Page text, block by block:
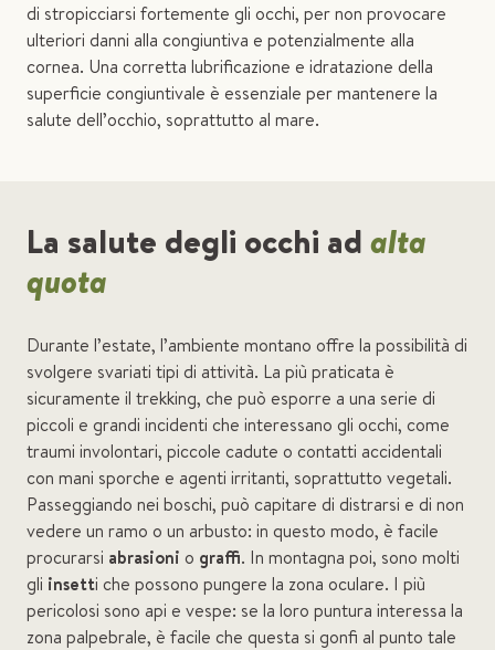
di stropicciarsi fortemente gli occhi, per non provocare
ulteriori danni alla congiuntiva e potenzialmente alla
cornea. Una corretta lubrificazione e idratazione della
superficie congiuntivale è essenziale per mantenere la
salute dell’occhio, soprattutto al mare.
La salute degli occhi adalta
quota
Durante l’estate, l’ambiente montano offre la possibilità di
svolgere svariati tipi di attività. La più praticata è
sicuramente il trekking, che può esporre a una serie di
piccoli e grandi incidenti che interessano gli occhi, come
traumi involontari, piccole cadute o contatti accidentali
con mani sporche e agenti irritanti, soprattutto vegetali.
Passeggiando nei boschi, può capitare di distrarsi e di non
vedere un ramo o un arbusto: in questo modo, è facile
procurarsi abrasioni o graffi. In montagna poi, sono molti
gli insetti che possono pungere la zona oculare. I più
pericolosi sono api e vespe: se la loro puntura interessa la
zona palpebrale, è facile che questa si gonfi al punto tale